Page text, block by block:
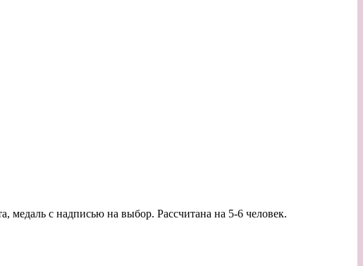
медаль с надписью на выбор. Рассчитана на 5-6 человек.